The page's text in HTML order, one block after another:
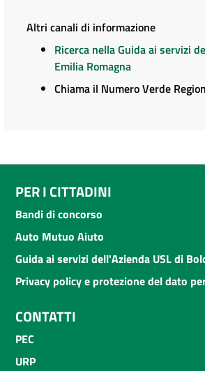
Altri canali di informazione
Ricerca nella Guida ai servizi
Emilia Romagna
Chiama il Numero Verde
PER I CITTADINI
Bandi di concorso
Auto Mutuo Aiuto
Guida ai servizi dell'Azienda USL di
Privacy policy e protezione del dato
CONTATTI
PEC
URP